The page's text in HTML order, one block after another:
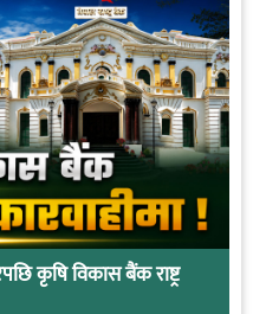
कृषि विकास बैंक राष्ट्र